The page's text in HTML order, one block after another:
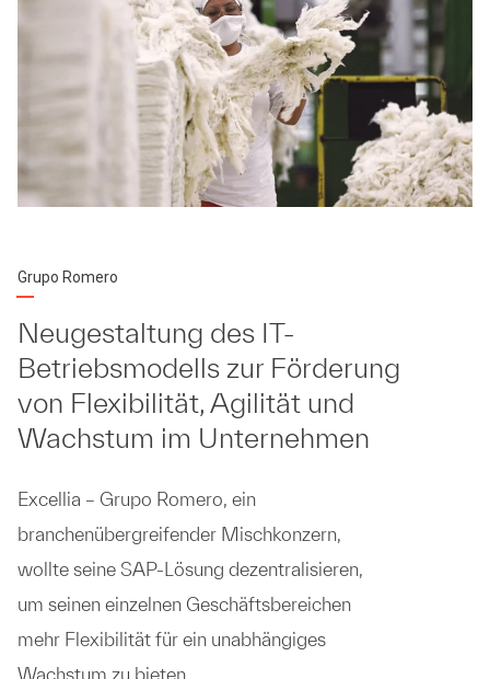
Grupo Romero
Neugestaltung des IT-
Betriebsmodells zur Förderung
von Flexibilität, Agilität und
Wachstum im Unternehmen
Excellia – Grupo Romero, ein
branchenübergreifender Mischkonzern,
wollte seine SAP-Lösung dezentralisieren,
um seinen einzelnen Geschäftsbereichen
mehr Flexibilität für ein unabhängiges
Wachstum zu bieten.